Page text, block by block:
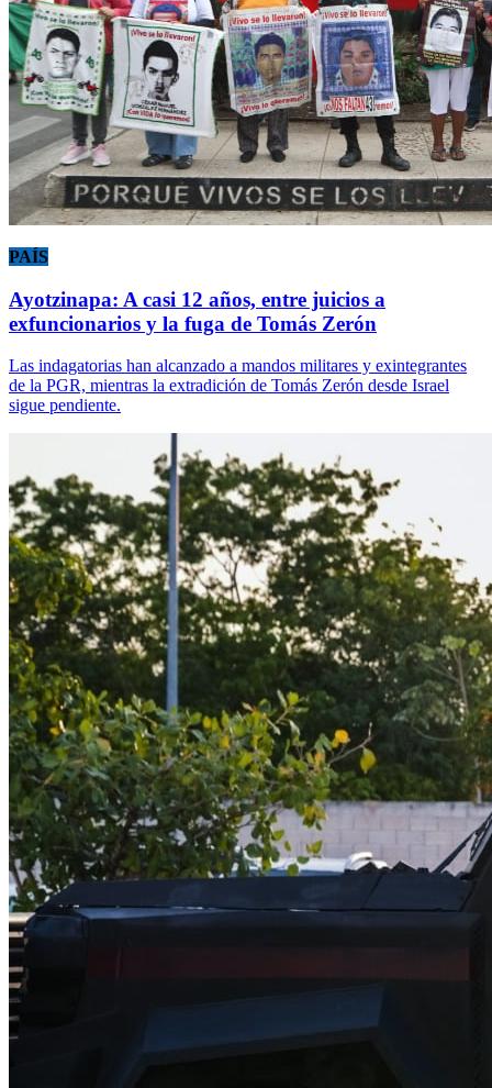
PAÍS
Ayotzinapa: A casi 12 años, entre juicios a
exfuncionarios y la fuga de Tomás Zerón
Las indagatorias han alcanzado a mandos militares y exintegrantes
de la PGR, mientras la extradición de Tomás Zerón desde Israel
sigue pendiente.